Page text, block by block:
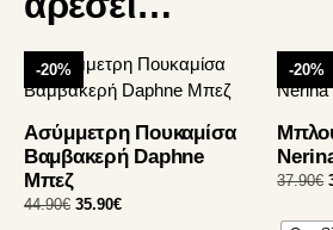
-20%
Ασύμμετρη Πουκαμίσα
Βαμβακερή Daphne
Μπεζ
44.90€ Original
35.90€Η
Αυτό
το
έχει
πολλαπλές
παραλλαγές.
-20%
37.90€
Αυτό
το
έχει
Οι